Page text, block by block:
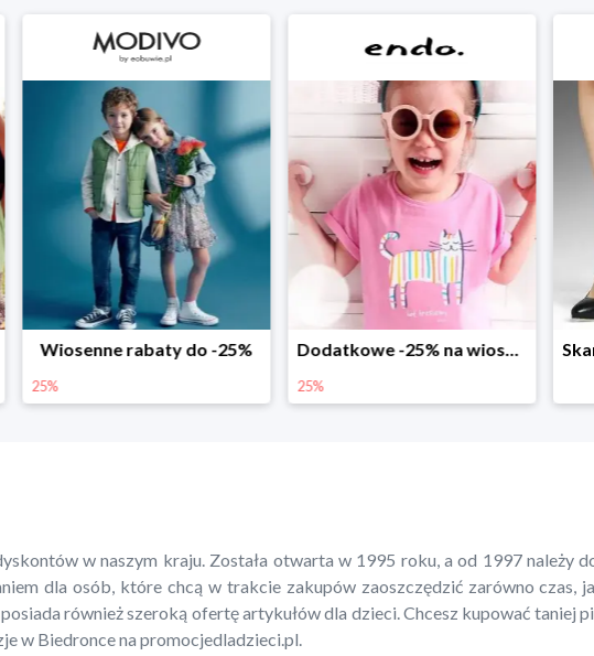
-25% Dodatkowe -25% na wiosenne nowości Skarpetki Marylin
w naszym kraju. Została otwarta w 1995 roku, a od 1997 należy
dla osób, które chcą w trakcie zakupów zaoszczędzić zarówno czas,
również szeroką ofertę artykułów dla dzieci. Chcesz kupować taniej
w Biedronce na promocjedladzieci.pl.